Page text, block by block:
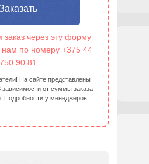
заказ через эту форму
нам по номеру +375 44
750 90 81
На сайте представлены
от суммы заказа
Подробности у менеджеров.